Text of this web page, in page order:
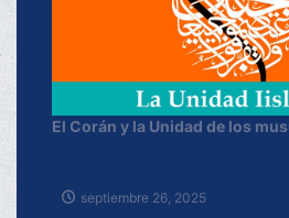
El Corán y la Unidad de los
septiembre 26, 2025